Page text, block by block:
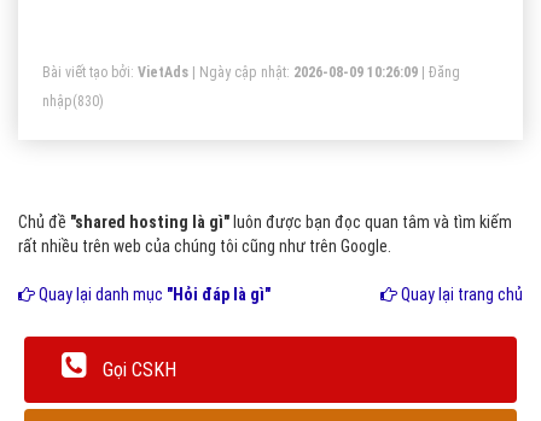
của nó khá rẻ so với các dịch vụ khác.
Bài viết tạo bởi: VietAds | Ngày cập nhật: 2026-08-09 10:26:09
Đăng
nhập(830)
Chủ đề "shared hosting là gì" luôn được bạn đọc quan tâm và tìm kiếm
rất nhiều trên web của chúng tôi cũng như trên Google.
Quay lại danh mục "Hỏi đáp là gì" Quay lại trang chủ
Gọi CSKH